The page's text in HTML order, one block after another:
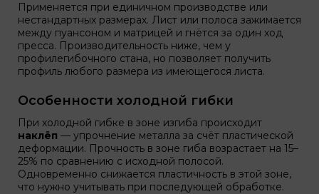
Применяется при единичном производстве или
нестандартных размерах. Лист или полоса зажимается
между пуансоном и матрицей и гнётся за один ход
пресса. Производительность ниже, чем у
профилегибочного стана, но позволяет получить
профиль любого размера из имеющегося листа.
Особенности холодной гибки
При холодной гибке в зоне изгиба происходит
наклёп — упрочнение металла за счёт пластической
деформации. Прочность в зоне гиба возрастает на 15–
25% по сравнению с исходной полосой.
Одновременно снижается пластичность в этой зоне,
что нужно учитывать при последующей обработке.